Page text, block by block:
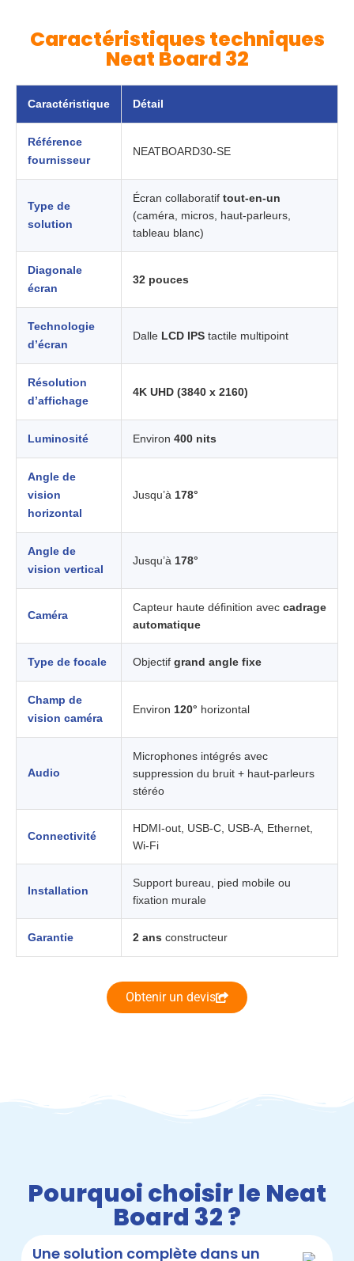
Caractéristiques techniques
Neat Board 32
Caractéristique Détail
Référence
fournisseur
NEATBOARD30-SE
Type de
solution
Écran collaboratif tout-en-un
(caméra, micros, haut-parleurs,
tableau blanc)
Diagonale
écran
32 pouces
Technologie
d’écran
Dalle LCD IPS tactile multipoint
Résolution
d’affichage
4K UHD (3840 x 2160)
Luminosité Environ 400 nits
Angle de
vision
horizontal
Jusqu’à 178°
Angle de
vision vertical
Jusqu’à 178°
Caméra
Capteur haute définition avec cadrage
automatique
Type de focale Objectif grand angle fixe
Champ de
vision caméra
Environ 120° horizontal
Audio
Microphones intégrés avec
suppression du bruit + haut-parleurs
stéréo
Connectivité
HDMI-out, USB-C, USB-A, Ethernet,
Wi-Fi
Installation
Support bureau, pied mobile ou
fixation murale
Garantie 2 ans constructeur
Obtenir un devis
Pourquoi choisir le Neat
Board 32 ?
Une solution complète dans un